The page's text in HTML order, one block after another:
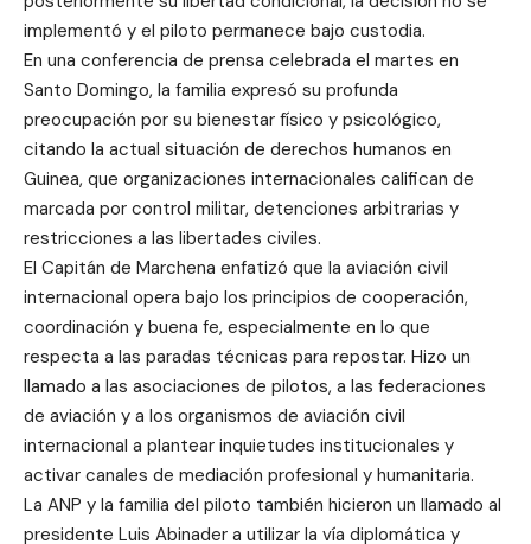
implementó y el piloto permanece bajo custodia.
En una conferencia de prensa celebrada el martes en
Santo Domingo, la familia expresó su profunda
preocupación por su bienestar físico y psicológico,
citando la actual situación de derechos humanos en
Guinea, que organizaciones internacionales califican de
marcada por control militar, detenciones arbitrarias y
restricciones a las libertades civiles.
El Capitán de Marchena enfatizó que la aviación civil
internacional opera bajo los principios de cooperación,
coordinación y buena fe, especialmente en lo que
respecta a las paradas técnicas para repostar. Hizo un
llamado a las asociaciones de pilotos, a las federaciones
de aviación y a los organismos de aviación civil
internacional a plantear inquietudes institucionales y
activar canales de mediación profesional y humanitaria.
La ANP y la familia del piloto también hicieron un llamado al
presidente Luis Abinader a utilizar la vía diplomática y